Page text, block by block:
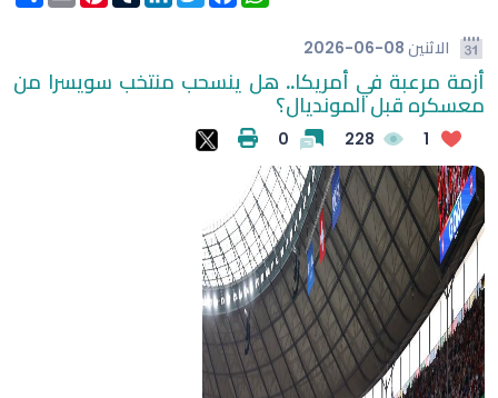
الاثنين 2026-06-08
أزمة مرعبة في أمريكا.. هل ينسحب منتخب سويسرا من
معسكره قبل المونديال؟
1
228
0